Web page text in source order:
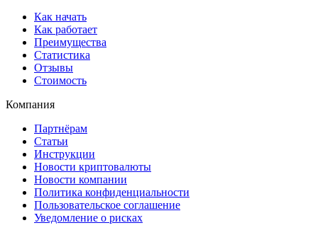
Как начать
Как работает
Преимущества
Статистика
Отзывы
Стоимость
Компания
Партнёрам
Статьи
Инструкции
Новости криптовалюты
Новости компании
Политика конфиденциальности
Пользовательское соглашение
Уведомление о рисках